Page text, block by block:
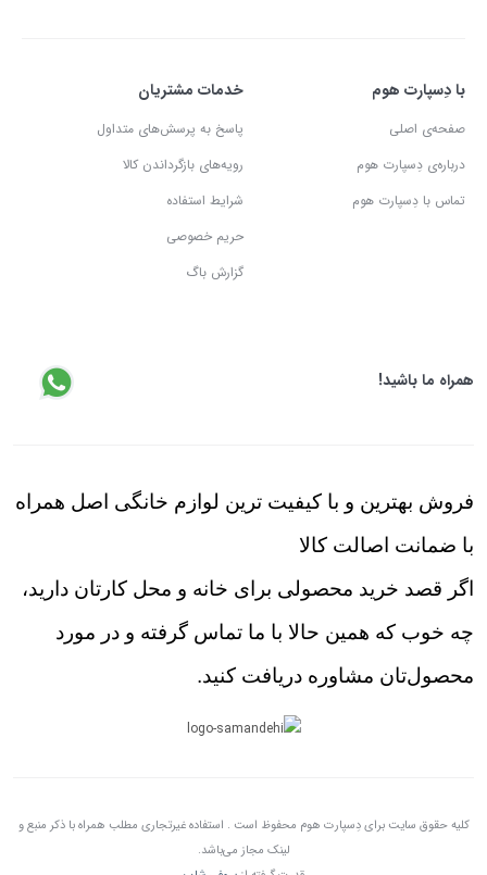
با دِسپارت هوم
صفحه‌ی اصلی
درباره‌ی دِسپارت هوم
تماس با دِسپارت هوم
خدمات مشتریان
پاسخ به پرسش‌های متداول
رویه‌های بازگرداندن کالا
شرایط استفاده
حریم خصوصی
گزارش باگ
همراه ما باشید!
فروش بهترین و با کیفیت ترین لوازم خانگی اصل همراه
با ضمانت اصالت کالا
اگر قصد خرید محصولی برای خانه و محل کارتان دارید،
چه خوب که همین حالا با ما تماس گرفته و در مورد
محصول‌تان مشاوره دریافت کنید.
کلیه حقوق سایت برای دِسپارت هوم محفوظ است . استفاده غیرتجاری مطلب همراه با ذکر منبع و
لینک مجاز می‌باشد.